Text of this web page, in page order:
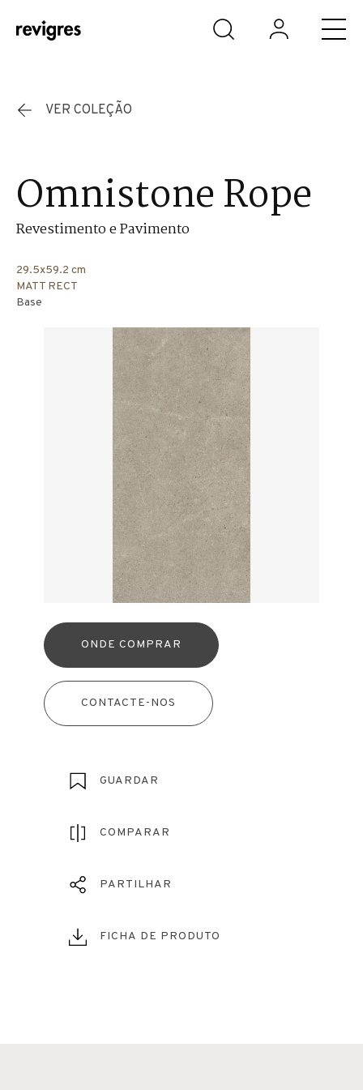
Saltar para o conteúdo principal
VER COLEÇÃO
Omnistone Rope
Revestimento e Pavimento
29.5x59.2 cm
MATT RECT
Base
ONDE COMPRAR
CONTACTE-NOS
GUARDAR
COMPARAR
PARTILHAR
FICHA DE PRODUTO